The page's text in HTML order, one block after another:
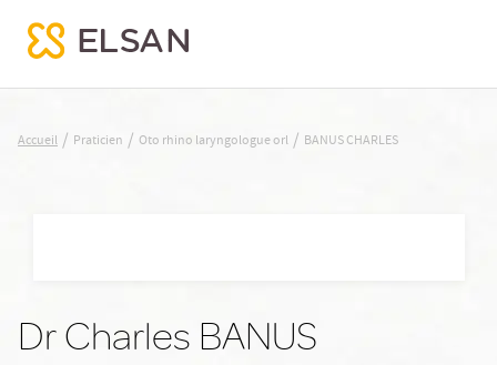
BANUS CHARLES
Accueil / Praticien / Oto rhino laryngologue orl / BANUS CHARLES
Dr Charles BANUS